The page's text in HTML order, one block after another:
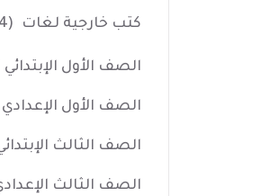
كتب خارجية لغات (44)
الصف الأول
الصف الأول
الصف الثالث
الصف الثالث